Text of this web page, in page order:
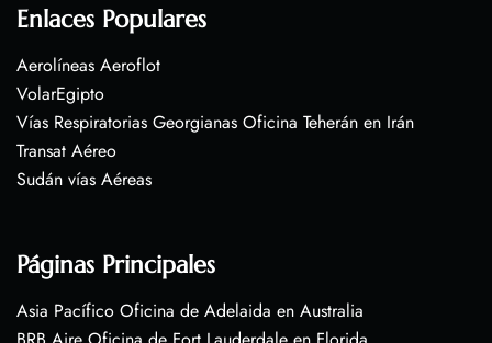
Enlaces Populares
Aerolíneas Aeroflot
VolarEgipto
Vías Respiratorias Georgianas Oficina Teherán en Irán
Transat Aéreo
Sudán vías Aéreas
Páginas Principales
Asia Pacífico Oficina de Adelaida en Australia